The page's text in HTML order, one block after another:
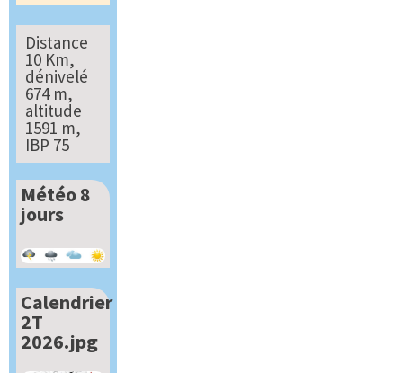
Distance
10 Km,
dénivelé
674 m,
altitude
1591 m,
IBP 75
Météo 8
jours
Calendrier
2T
2026.jpg